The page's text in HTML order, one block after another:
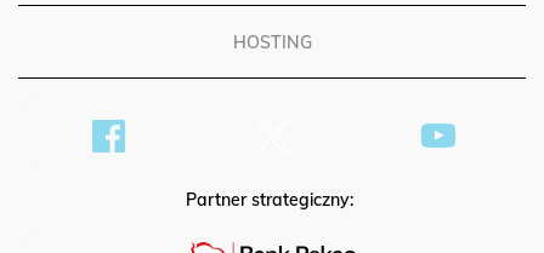
HOSTING
Partner strategiczny: